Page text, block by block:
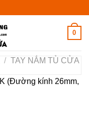
0
/ TAY NẮM TỦ CỬA